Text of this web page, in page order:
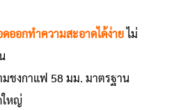
ออกทำความสะอาดได้ง่ายไม่
มชงกาแฟ 58 มม. มาตรฐาน
ใหญ่